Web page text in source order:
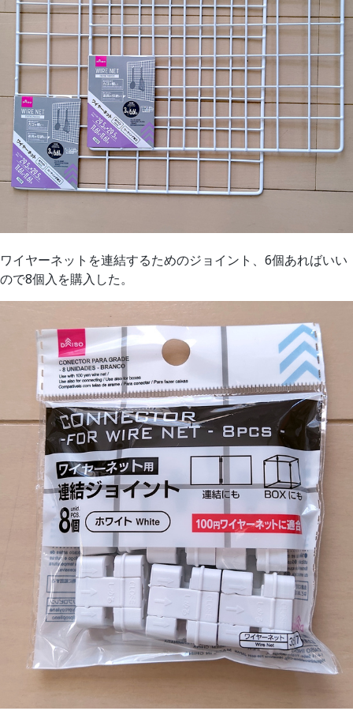
ワイヤーネットを連結するためのジョイント、6個あればいい
ので8個入を購入した。